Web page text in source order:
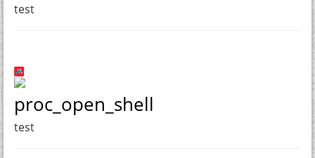
test
proc_open_shell
test